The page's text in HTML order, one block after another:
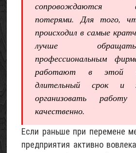
сопровождаются
потерями. Для того,
происходил в самые
лучше
профессиональным
работают в этой
длительный срок и
организовать
качественно.
Если раньше при перемене
предприятия активно
домика
соток
(с
фото)
06
Май
Проект
небольшого
каркасного
садового